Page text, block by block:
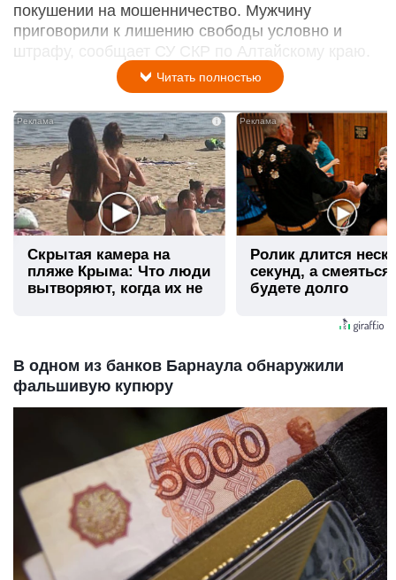
покушении на мошенничество. Мужчину
приговорили к лишению свободы условно и
штрафу, сообщает СУ СКР по Алтайскому краю.
Читать полностью
i
Скрытая камера на
пляже Крыма: Что люди
вытворяют, когда их не
Ролик длится
секунд, а
будете долго
В одном из банков Барнаула обнаружили
фальшивую купюру